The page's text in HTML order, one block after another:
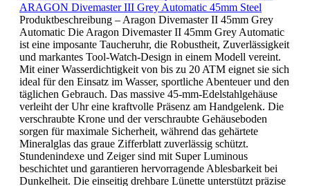
ARAGON Divemaster III Grey Automatic 45mm Steel
Produktbeschreibung – Aragon Divemaster II 45mm Grey
Automatic Die Aragon Divemaster II 45mm Grey Automatic
ist eine imposante Taucheruhr, die Robustheit, Zuverlässigkeit
und markantes Tool-Watch-Design in einem Modell vereint.
Mit einer Wasserdichtigkeit von bis zu 20 ATM eignet sie sich
ideal für den Einsatz im Wasser, sportliche Abenteuer und den
täglichen Gebrauch. Das massive 45-mm-Edelstahlgehäuse
verleiht der Uhr eine kraftvolle Präsenz am Handgelenk. Die
verschraubte Krone und der verschraubte Gehäuseboden
sorgen für maximale Sicherheit, während das gehärtete
Mineralglas das graue Zifferblatt zuverlässig schützt.
Stundenindexe und Zeiger sind mit Super Luminous
beschichtet und garantieren hervorragende Ablesbarkeit bei
Dunkelheit. Die einseitig drehbare Lünette unterstützt präzise